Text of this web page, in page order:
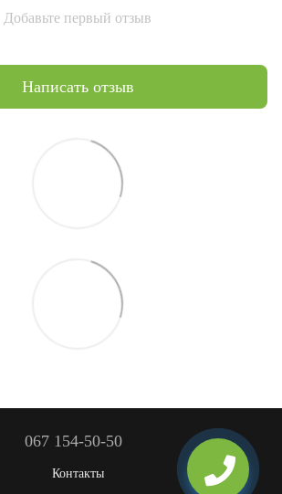
Добавьте первый отзыв
Написать отзыв
067 154-50-50
Контакты